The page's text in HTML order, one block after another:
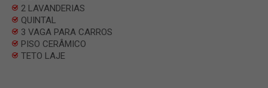
2 LAVANDERIAS
QUINTAL
3 VAGA PARA CARROS
PISO CERÂMICO
TETO LAJE